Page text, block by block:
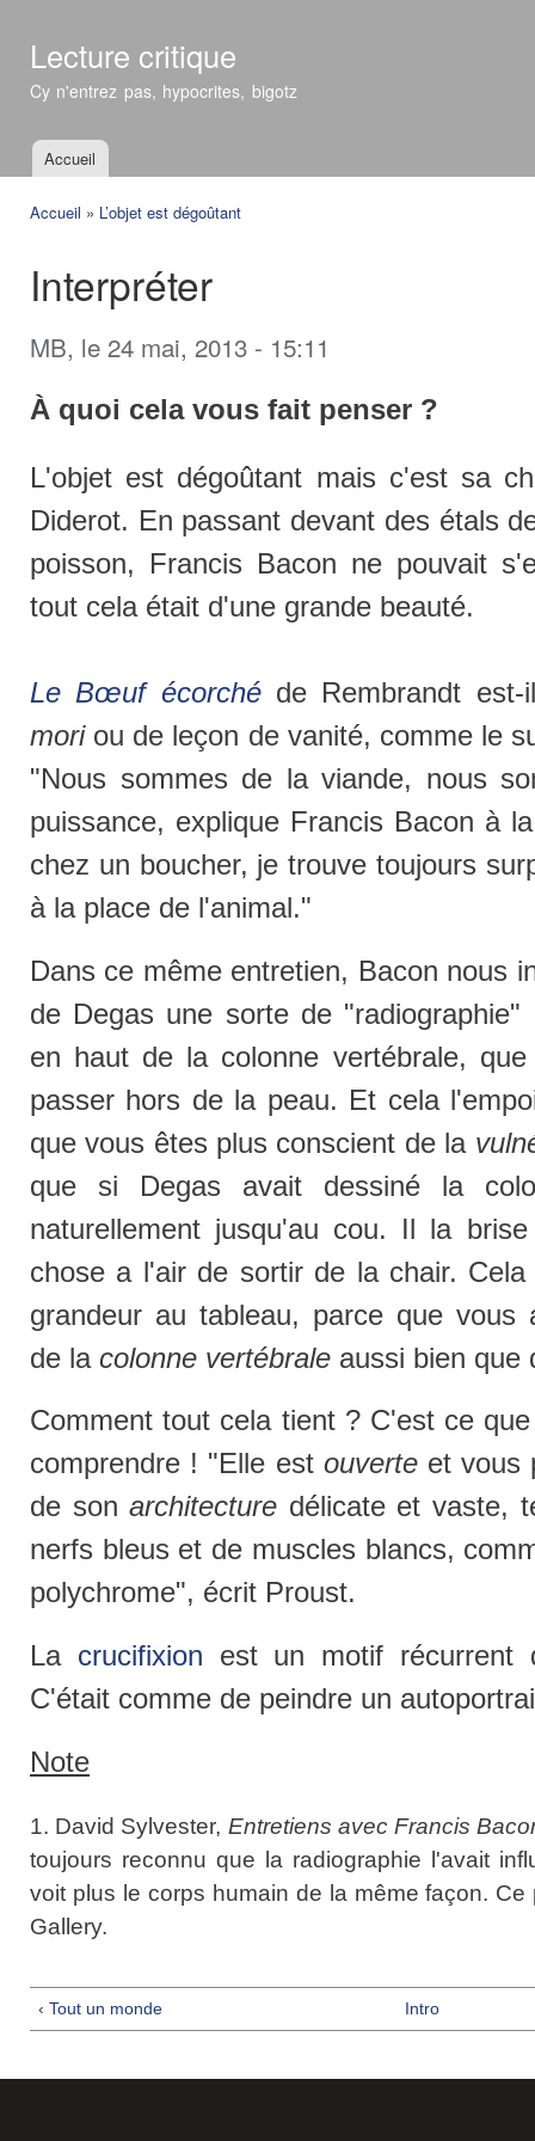
Lecture critique
Cy n'entrez pas, hypocrites, bigotz
Menu principal
Accueil
Accueil » L’objet est dégoûtant
Interpréter
MB, le 24 mai, 2013 - 15:11
À quoi cela vous fait penser ?
L'objet est dégoûtant mais c'est sa
Diderot. En passant devant des étals
poisson, Francis Bacon ne pouvait
tout cela était d'une grande beauté.
Le Bœuf écorchéde Rembrandt est-
moriou de leçon de vanité, comme le
"Nous sommes de la viande, nous
puissance, explique Francis Bacon à
chez un boucher, je trouve toujours
à la place de l'animal."
Dans ce même entretien, Bacon nous
de Degas une sorte de
en haut de la colonne vertébrale,
passer hors de la peau. Et cela
que vous êtes plus conscient de la
que si Degas avait dessiné la
naturellement jusqu'au cou. Il la
chose a l'air de sortir de la chair.
grandeur au tableau, parce que vous
de la colonne vertébrale aussi bien que
Comment tout cela tient ? C'est ce
comprendre ! "Elle est ouverteet vous
de sonarchitecture délicate et vaste,
nerfs bleus et de muscles blancs,
polychrome", écrit Proust.
La crucifixion est un motif récurrent
C'était comme de peindre un
Note
1. David Sylvester, Entretiens avec Francis
toujours reconnu que la radiographie l'avait
voit plus le corps humain de la même façon.
Gallery.
‹ Tout un monde Intro